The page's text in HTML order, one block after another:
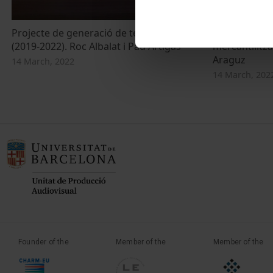
Projecte de generació de text. Estampa
(2019-2022). Roc Albalat i Pau Artigas
14 March, 2022
Araguz
14 March, 2022
Founder of the Member of the Member of the